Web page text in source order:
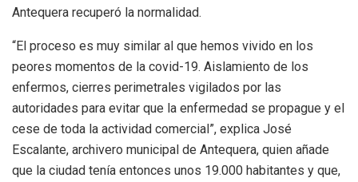
Antequera recuperó la normalidad.
“El proceso es muy similar al que hemos vivido en los
peores momentos de la covid-19. Aislamiento de los
enfermos, cierres perimetrales vigilados por las
autoridades para evitar que la enfermedad se propague y el
cese de toda la actividad comercial”, explica José
Escalante, archivero municipal de Antequera, quien añade
que la ciudad tenía entonces unos 19.000 habitantes y que,